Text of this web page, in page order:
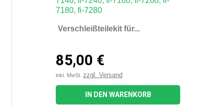
Verschleißteilekit für...
85,00 €
inkl. MwSt. zzgl. Versand
IN DEN WARENKORB